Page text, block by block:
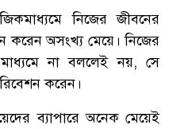
নিজের জীবনের
করেন অসংখ্য মেয়ে। নিজের
না বললেই নয়, সে
করেন।
ব্যাপারে অনেক মেয়েই